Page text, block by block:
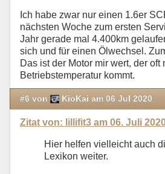
Ich habe zwar nur einen 1.6er
nächsten Woche zum ersten
Jahr gerade mal 4.400km
sich und für einen Ölwechsel.
Das ist der Motor mir wert, der oft
Betriebstemperatur kommt.
#6 von KioKai am 06 Jul 2020
Zitat von: lillifit3 am 06. Juli
Hier helfen vielleicht auch
Lexikon weiter.